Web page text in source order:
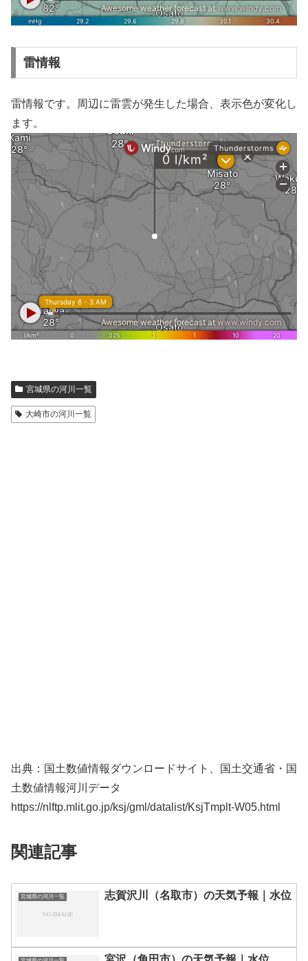
雷情報
雷情報です。周辺に雷雲が発生した場合、表示色が変化し
ます。
宮城県の河川一覧
大崎市の河川一覧
出典：国土数値情報ダウンロードサイト、国土交通省・国
土数値情報河川データ
https://nlftp.mlit.go.jp/ksj/gml/datalist/KsjTmplt-W05.html
関連記事
宮城県の河川一覧 志賀沢川（名取市）の天気予報｜水位